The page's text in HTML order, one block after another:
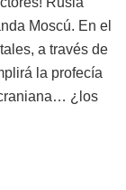
Moscú. En el
a través de
la profecía
¿los